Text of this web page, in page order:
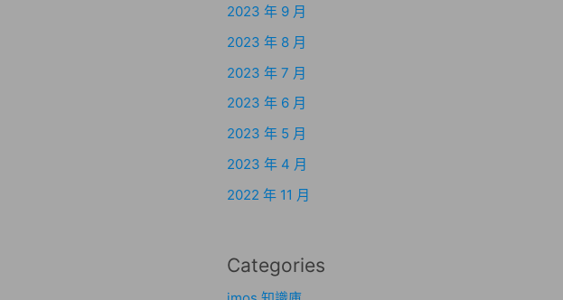
2023 年 9 月
2023 年 8 月
2023 年 7 月
2023 年 6 月
2023 年 5 月
2023 年 4 月
2022 年 11 月
Categories